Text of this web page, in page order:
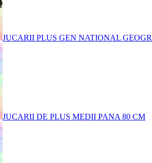
JUCARII PLUS GEN NATIONAL
JUCARII DE PLUS MEDII PANA 80 CM